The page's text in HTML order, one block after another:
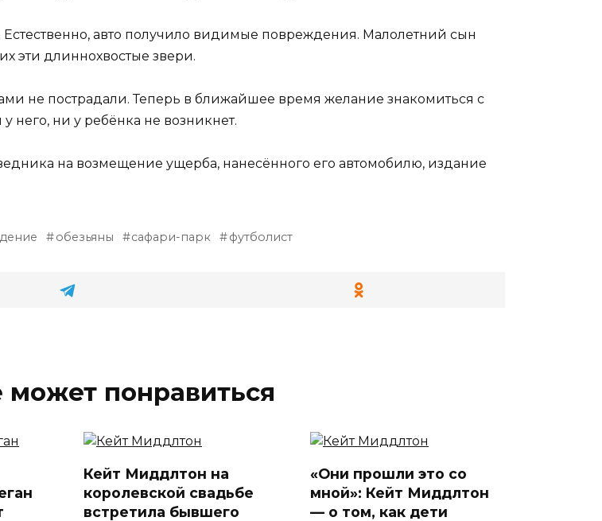
авто получило видимые повреждения. Малолетний сын
эти длиннохвостые звери.
не пострадали. Теперь в ближайшее время желание знакомиться с
ни у ребёнка не возникнет.
на возмещение ущерба, нанесённого его автомобилю, издание
обезьяны сафари-парк футболист
понравиться
Кейт Миддлтон на
королевской свадьбе
встретила бывшего
«Они прошли это со
мной»: Кейт Миддлтон
— о том, как дети